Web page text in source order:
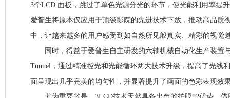
3个LCD 面板，跳过了单色光源分光的环节，使光能利用率提
爱普生将原本仅应用于顶级影院的先进技术下放，推动高品质
中，让越来越多的用户感受到如自然所见般真实、精彩的视觉
同时，得益于爱普生自主研发的六轴机械自动化生产装置
Tunnel，通过精准控光和光能循环两大技术升级，提高了光线
面呈现出几乎完美的均匀性，并显著提升了画面的色彩表现效